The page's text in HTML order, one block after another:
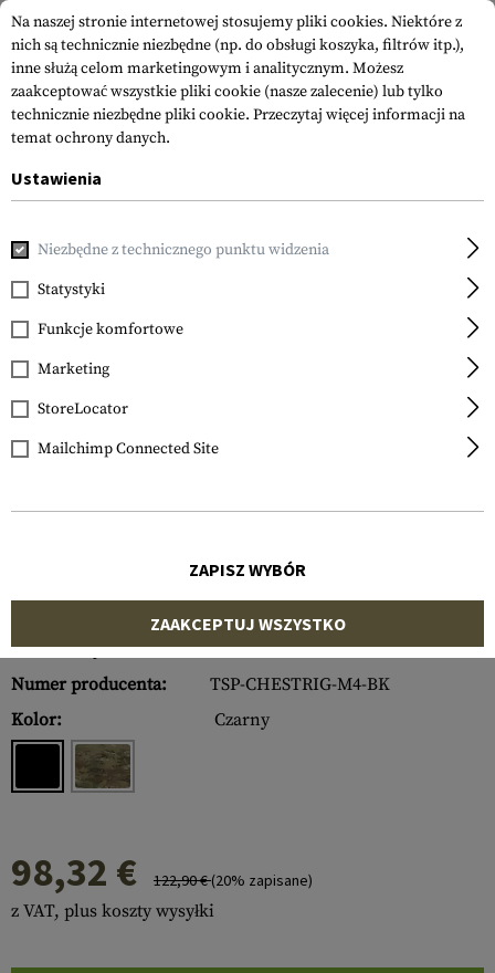
Blue Force Gear
Ten-Speed M4 Chest Rig
Numer artykułu:
10391006000
Numer producenta:
TSP-CHESTRIG-M4-BK
Kolor:
Czarny
98,32 € 122,90 €(20% zapisane)
z VAT, plus koszty wysyłki
Na naszej stronie internetowej stosujemy pliki cookies. Niektóre z
nich są technicznie niezbędne (np. do obsługi koszyka, filtrów itp.),
inne służą celom marketingowym i analitycznym. Możesz
zaakceptować wszystkie pliki cookie (nasze zalecenie) lub tylko
technicznie niezbędne pliki cookie. Przeczytaj więcej informacji na
temat ochrony danych.
Ustawienia
Niezbędne z technicznego punktu widzenia
Statystyki
Funkcje komfortowe
Marketing
StoreLocator
Mailchimp Connected Site
ZAPISZ WYBÓR
ZAAKCEPTUJ WSZYSTKO